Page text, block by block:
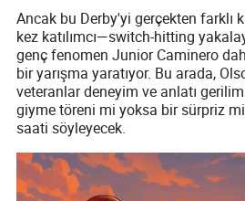
Ancak bu Derby'yi gerçekten farklı
kez katılımcı—switch-hitting
genç fenomen Junior Caminero
bir yarışma yaratıyor. Bu arada,
veteranlar deneyim ve anlatı
giyme töreni mi yoksa bir sürpriz
saati söyleyecek.